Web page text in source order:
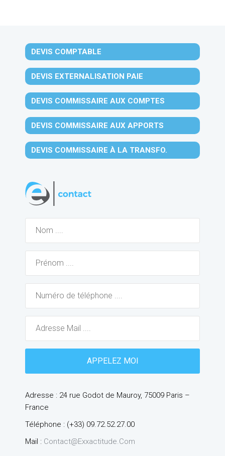
DEVIS COMPTABLE
DEVIS EXTERNALISATION PAIE
DEVIS COMMISSAIRE AUX COMPTES
DEVIS COMMISSAIRE AUX APPORTS
DEVIS COMMISSAIRE À LA TRANSFO.
Adresse : 24 rue Godot de Mauroy, 75009 Paris –
France
Téléphone : (+33) 09.72.52.27.00
Mail : Contact@exxactitude.com